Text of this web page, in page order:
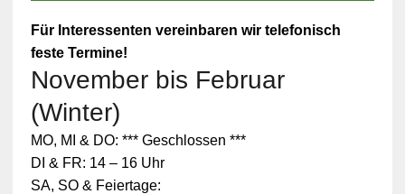
Für Interessenten vereinbaren wir telefonisch
feste Termine!
November bis Februar
(Winter)
MO, MI & DO: *** Geschlossen ***
DI & FR: 14 – 16 Uhr
SA, SO & Feiertage: